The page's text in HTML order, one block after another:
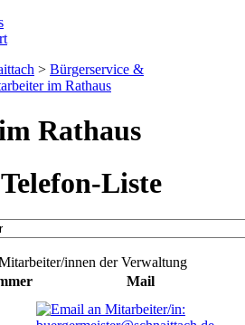
> Bürgerservice &
im Rathaus
Rathaus
Liste
innen der Verwaltung
Mail